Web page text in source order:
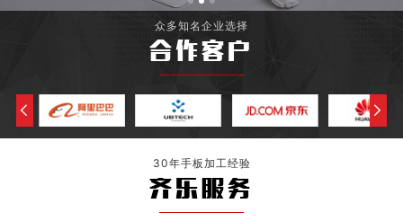
众多知名企业选择
合作客户
30年手板加工经验
齐乐服务